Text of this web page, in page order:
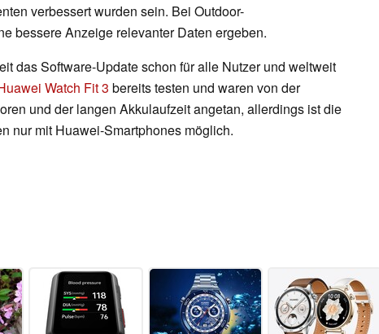
verbessert wurden sein. Bei Outdoor-
bessere Anzeige relevanter Daten ergeben.
das Software-Update schon für alle Nutzer und weltweit
Watch Fit 3 bereits testen und waren von der
und der langen Akkulaufzeit angetan, allerdings ist die
nur mit Huawei-Smartphones möglich.